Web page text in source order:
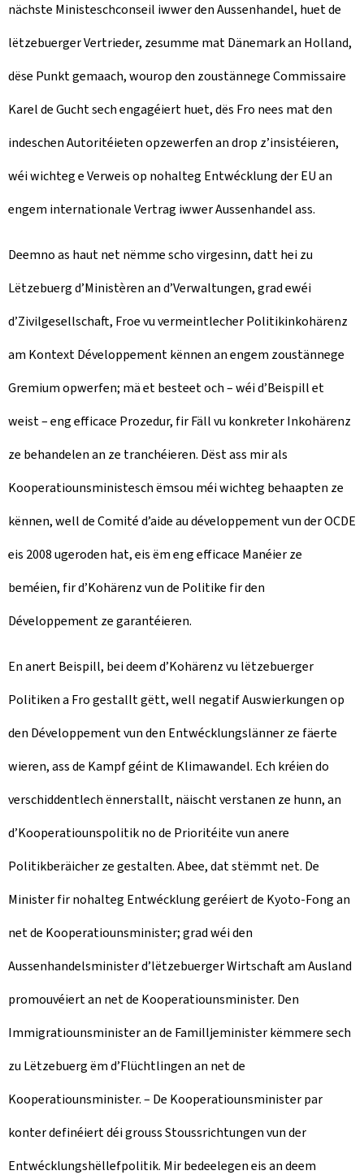
nächste Ministeschconseil iwwer den Aussenhandel, huet de
lëtzebuerger Vertrieder, zesumme mat Dänemark an Holland,
dëse Punkt gemaach, wourop den zoustännege Commissaire
Karel de Gucht sech engagéiert huet, dës Fro nees mat den
indeschen Autoritéieten opzewerfen an drop z’insistéieren,
wéi wichteg e Verweis op nohalteg Entwécklung der EU an
engem internationale Vertrag iwwer Aussenhandel ass.
Deemno as haut net nëmme scho virgesinn, datt hei zu
Lëtzebuerg d’Ministèren an d’Verwaltungen, grad ewéi
d’Zivilgesellschaft, Froe vu vermeintlecher Politikinkohärenz
am Kontext Développement kënnen an engem zoustännege
Gremium opwerfen; mä et besteet och – wéi d’Beispill et
weist – eng efficace Prozedur, fir Fäll vu konkreter Inkohärenz
ze behandelen an ze tranchéieren. Dëst ass mir als
Kooperatiounsministesch ëmsou méi wichteg behaapten ze
kënnen, well de Comité d’aide au développement vun der OCDE
eis 2008 ugeroden hat, eis ëm eng efficace Manéier ze
beméien, fir d’Kohärenz vun de Politike fir den
Développement ze garantéieren.
En anert Beispill, bei deem d’Kohärenz vu lëtzebuerger
Politiken a Fro gestallt gëtt, well negatif Auswierkungen op
den Développement vun den Entwécklungslänner ze fäerte
wieren, ass de Kampf géint de Klimawandel. Ech kréien do
verschiddentlech ënnerstallt, näischt verstanen ze hunn, an
d’Kooperatiounspolitik no de Prioritéite vun anere
Politikberäicher ze gestalten. Abee, dat stëmmt net. De
Minister fir nohalteg Entwécklung geréiert de Kyoto-Fong an
net de Kooperatiounsminister; grad wéi den
Aussenhandelsminister d’lëtzebuerger Wirtschaft am Ausland
promouvéiert an net de Kooperatiounsminister. Den
Immigratiounsminister an de Familljeminister këmmere sech
zu Lëtzebuerg ëm d’Flüchtlingen an net de
Kooperatiounsminister. – De Kooperatiounsminister par
konter definéiert déi grouss Stoussrichtungen vun der
Entwécklungshëllefpolitik. Mir bedeelegen eis an deem